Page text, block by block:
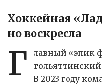
Хоккейная
но воскресла
Г
лавный «эпик
В 2023 году